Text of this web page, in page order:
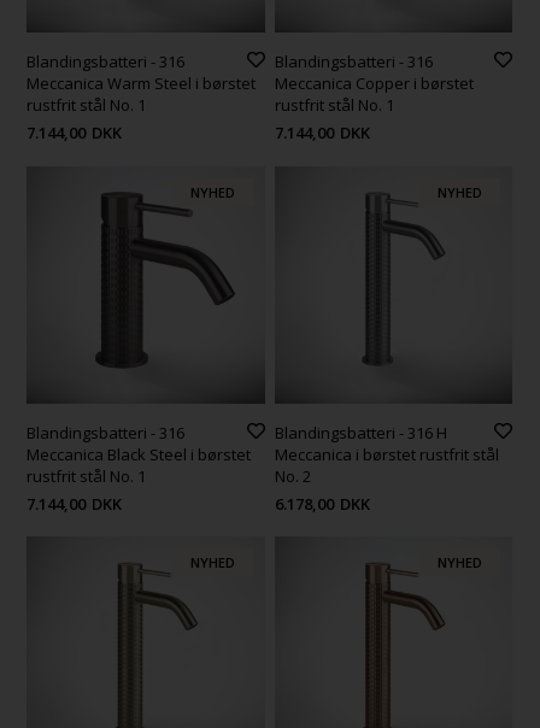
Blandingsbatteri - 316
Meccanica Warm Steel i børstet
rustfrit stål No. 1
7.144,00 DKK
Blandingsbatteri - 316
Meccanica Copper i børstet
rustfrit stål No. 1
7.144,00 DKK
NYHED
Blandingsbatteri - 316
Meccanica Black Steel i børstet
rustfrit stål No. 1
7.144,00 DKK
NYHED
Blandingsbatteri - 316 H
Meccanica i børstet rustfrit stål
No. 2
6.178,00 DKK
NYHED NYHED